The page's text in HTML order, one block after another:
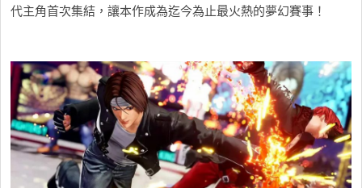
代主角首次集結，讓本作成為迄今為止最火熱的夢幻賽事！